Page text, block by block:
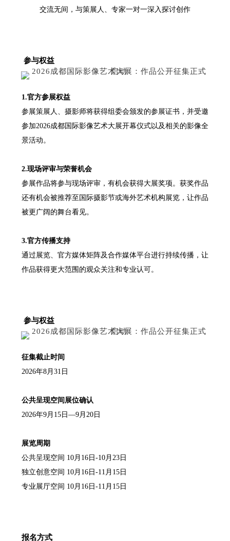
交流无间，与策展人、专家一对一深入探讨创作
参与权益
1.官方参展权益
参展策展人、摄影师将获得组委会颁发的参展证书，并受邀
参加2026成都国际影像艺术大展开幕仪式以及相关的影像全
景活动。
2.现场评审与荣誉机会
参展作品将参与现场评审，有机会获得大展奖项。获奖作品
还有机会被推荐至国际摄影节或海外艺术机构展览，让作品
被更广阔的舞台看见。
3.官方传播支持
通过展览、官方媒体矩阵及合作媒体平台进行持续传播，让
作品获得更大范围的观众关注和专业认可。
参与权益
征集截止时间
2026年8月31日
公共呈现空间展位确认
2026年9月15日—9月20日
展览周期
公共呈现空间 10月16日-10月23日
独立创意空间 10月16日-11月15日
专业展厅空间 10月16日-11月15日
报名方式